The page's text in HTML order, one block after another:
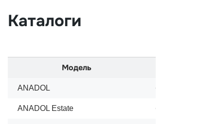
Каталоги
Модель
ANADOL 01/1967
ANADOL Estate 01/1967